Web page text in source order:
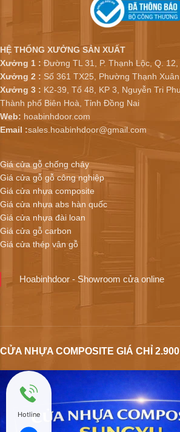
HỆ THỐNG XƯỞNG SẢN XUẤT
Xưởng 1 : Đường TL 31, P. Thạnh Lộc, Q. 12,
Xưởng 2 : Số 361 TX25, Phường Thạnh
Xưởng 3 : K2-39, Tổ 48, KP 3, Nguyễn Tri
Thành phố Biên Hoà, Tỉnh Đồng Nai
Web: hoabinhdoor.com
Email :sales.hoabinhdoor@gmail.com
Giá cửa gỗ chống cháy
Giá cửa gỗ gỗ công nghiệp
Giá cửa nhựa composite
Giá cửa nhựa abs hàn quốc
Giá cửa nhựa đài loan
Giá cửa gỗ carbon
Giá cửa thép vân gỗ
Hoabinhdoor - Showroom cửa online
CỬA NHỰA COMPOSITE GIÁ CHỈ
Hotline